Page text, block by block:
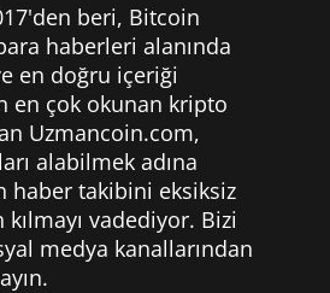
beri, Bitcoin
haberleri alanında
en doğru içeriği
en çok okunan kripto
Uzmancoin.com,
alabilmek adına
haber takibini eksiksiz
vadediyor. Bizi
medya kanallarından